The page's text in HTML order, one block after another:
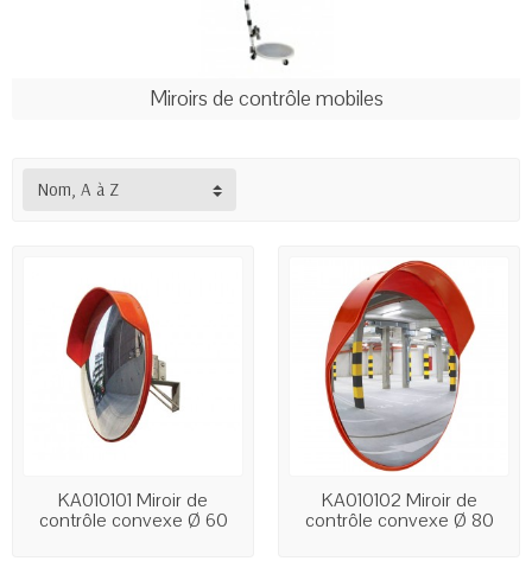
Miroirs de contrôle mobiles
Nom, A à Z
KA010101 Miroir de
contrôle convexe Ø 60
KA010102 Miroir de
contrôle convexe Ø 80